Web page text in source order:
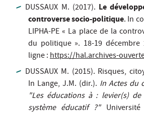
DUSSAUX M. (2017). Le
controverse socio-politique. In
LIPHA-PE « La place de la
du politique ». 18-19 décembre
ligne :https://hal.archives-
DUSSAUX M. (2015). Risques,
In Lange, J.M. (dir.). In Actes du
"Les éducations à : levier(s)
système éducatif ?"Université